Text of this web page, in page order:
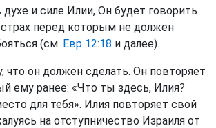
и силе Илии, Он будет говорить
перед которым не должен
(см. Евр 12:18 и далее).
что он должен сделать. Он повторяет
ему ранее: «Что ты здесь, Илия?
для тебя». Илия повторяет свой
на отступничество Израиля от